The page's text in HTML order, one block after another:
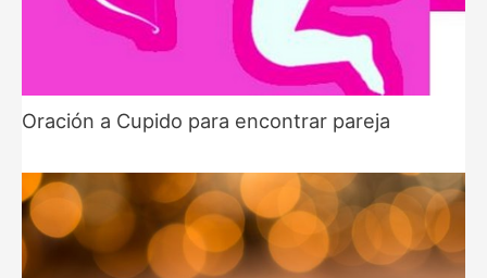
Oración a Cupido para encontrar pareja